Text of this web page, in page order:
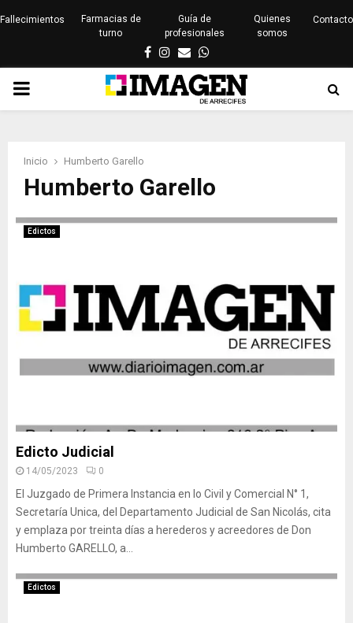
Fallecimientos
Farmacias de
turno
Guía de
profesionales
Quienes
somos
Contacto
Facebook
Instagram
EmailWhatsapp
PRIMARY
Inicio Humberto Garello
Humberto Garello
Edictos
Edicto Judicial
14/05/2023 0
El Juzgado de Primera Instancia en lo Civil y Comercial N° 1,
Secretaría Unica, del Departamento Judicial de San Nicolás, cita
y emplaza por treinta días a herederos y acreedores de Don
Humberto GARELLO, a...
Edictos